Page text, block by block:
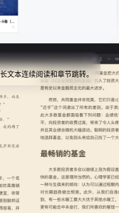
文本连续阅读和章节跳转。